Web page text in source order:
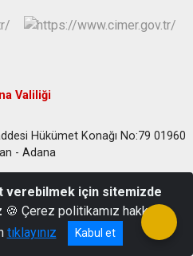
Valiliği
Hükümet Konağı No:79 01960
- Adana
verebilmek için sitemizde
🍪 Çerez politikamız hakkında
tıklayınız Kabul et